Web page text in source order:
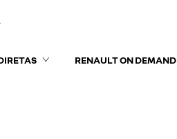
RENAULT ON DEMAND